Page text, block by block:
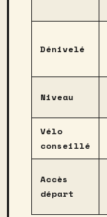
Dénivelé
Niveau
Vélo
conseillé
Accès
départ